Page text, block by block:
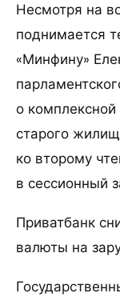
Несмотря на
поднимается
«Минфину»
о комплексной
старого
ко второму
в сессионный
Приватбанк
валюты на